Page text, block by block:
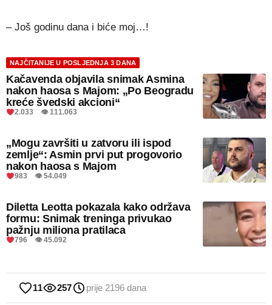
– Još godinu dana i biće moj…!
NAJČITANIJE U POSLJEDNJA 3 DANA
Kačavenda objavila snimak Asmina
nakon haosa s Majom: „Po Beogradu
kreće švedski akcioni“
2.033 👁 111.063
„Mogu završiti u zatvoru ili ispod
zemlje“: Asmin prvi put progovorio
nakon haosa s Majom
983 👁 54.049
Diletta Leotta pokazala kako održava
formu: Snimak treninga privukao
pažnju miliona pratilaca
796 👁 45.092
11 257 prije 2196 dana